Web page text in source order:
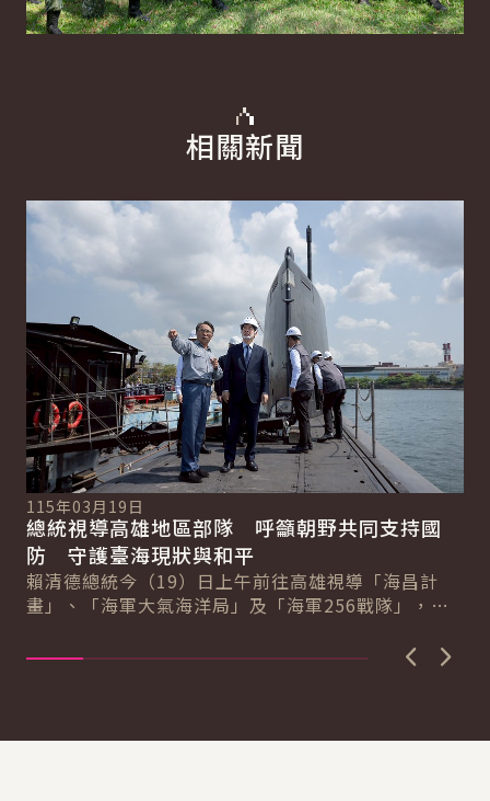
相關新聞
詳細內容
115年03月19日
總統視導高雄地區部隊 呼籲朝野共同支持國
防 守護臺海現狀與和平
賴清德總統今（19）日上午前往高雄視導「海昌計
畫」、「海軍大氣海洋局」及「海軍256戰隊」，感
維...
詳